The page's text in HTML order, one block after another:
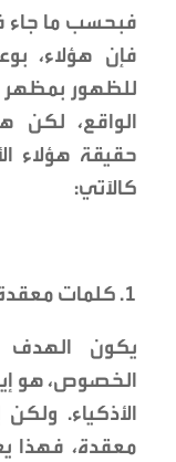
فإن هؤلاء،
للظهور بمظهر
الواقع،
حقيقة هؤلاء
كالآتي:
1. كلمات معقدة ومصطلحات متخصصة
يكون الهدف
الخصوص، هو
الأذكياء.
معقدة، فهذا